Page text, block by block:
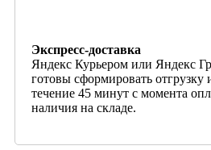
Экспресс-доставка
Яндекс Курьером или Яндекс
готовы сформировать отгрузку
течение 45 минут с момента
наличия на складе.